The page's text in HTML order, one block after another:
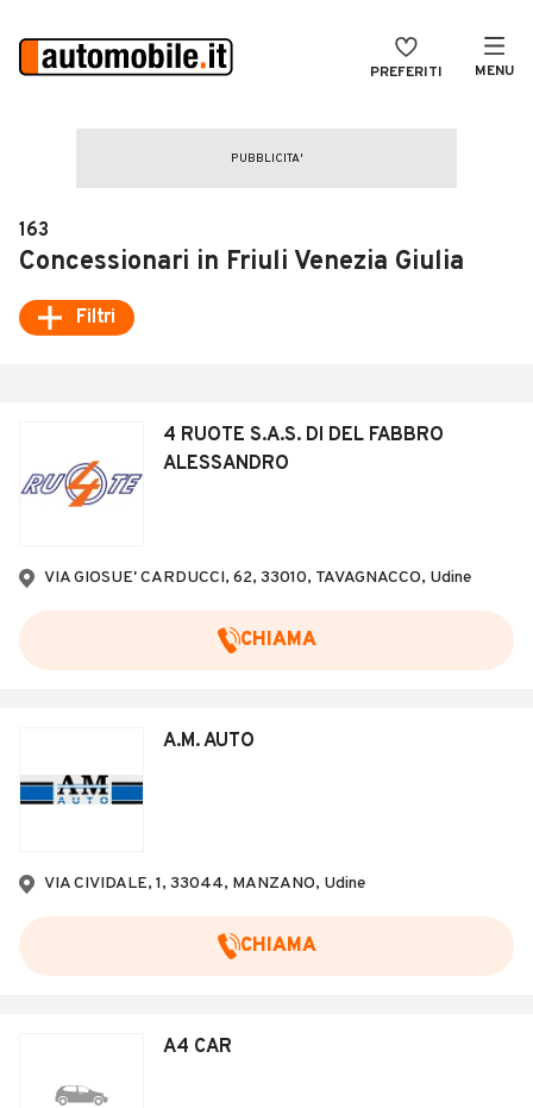
PREFERITI MENU
Auto Km 0
Auto Nuove
Camper
ACCEDI
163
Concessionari in Friuli Venezia Giulia
Filtri
4 RUOTE S.A.S. DI DEL FABBRO
ALESSANDRO
VIA GIOSUE' CARDUCCI, 62, 33010, TAVAGNACCO, Udine
CHIAMA
A.M. AUTO
VIA CIVIDALE, 1, 33044, MANZANO, Udine
CHIAMA
A4 CAR